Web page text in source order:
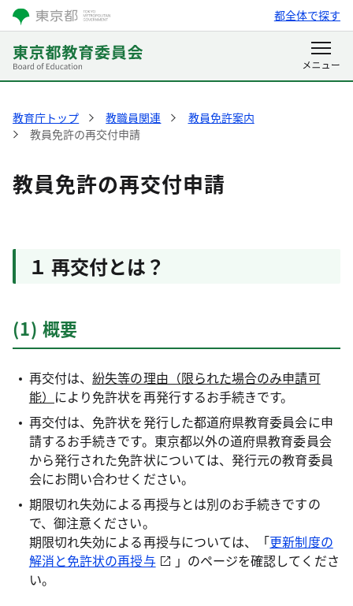
都全体で探す
教育庁トップ 教職員関連
教員免許案内
教員免許の再交付申請
教員免許の再交付申請
１ 再交付とは？
(1) 概要
再交付は、紛失等の理由（限られた場合のみ申請可
能） により免許状を再発行するお手続きです。
再交付は、免許状を発行した都道府県教育委員会に申
請するお手続きです。東京都以外の道府県教育委員会
から発行された免許状については、発行元の教育委員
会にお問い合わせください。
期限切れ失効による再授与とは別のお手続きですの
で、御注意ください。
期限切れ失効による再授与については、「更新制度の
解消と免許状の再授与
」のページを確認してくださ
い。